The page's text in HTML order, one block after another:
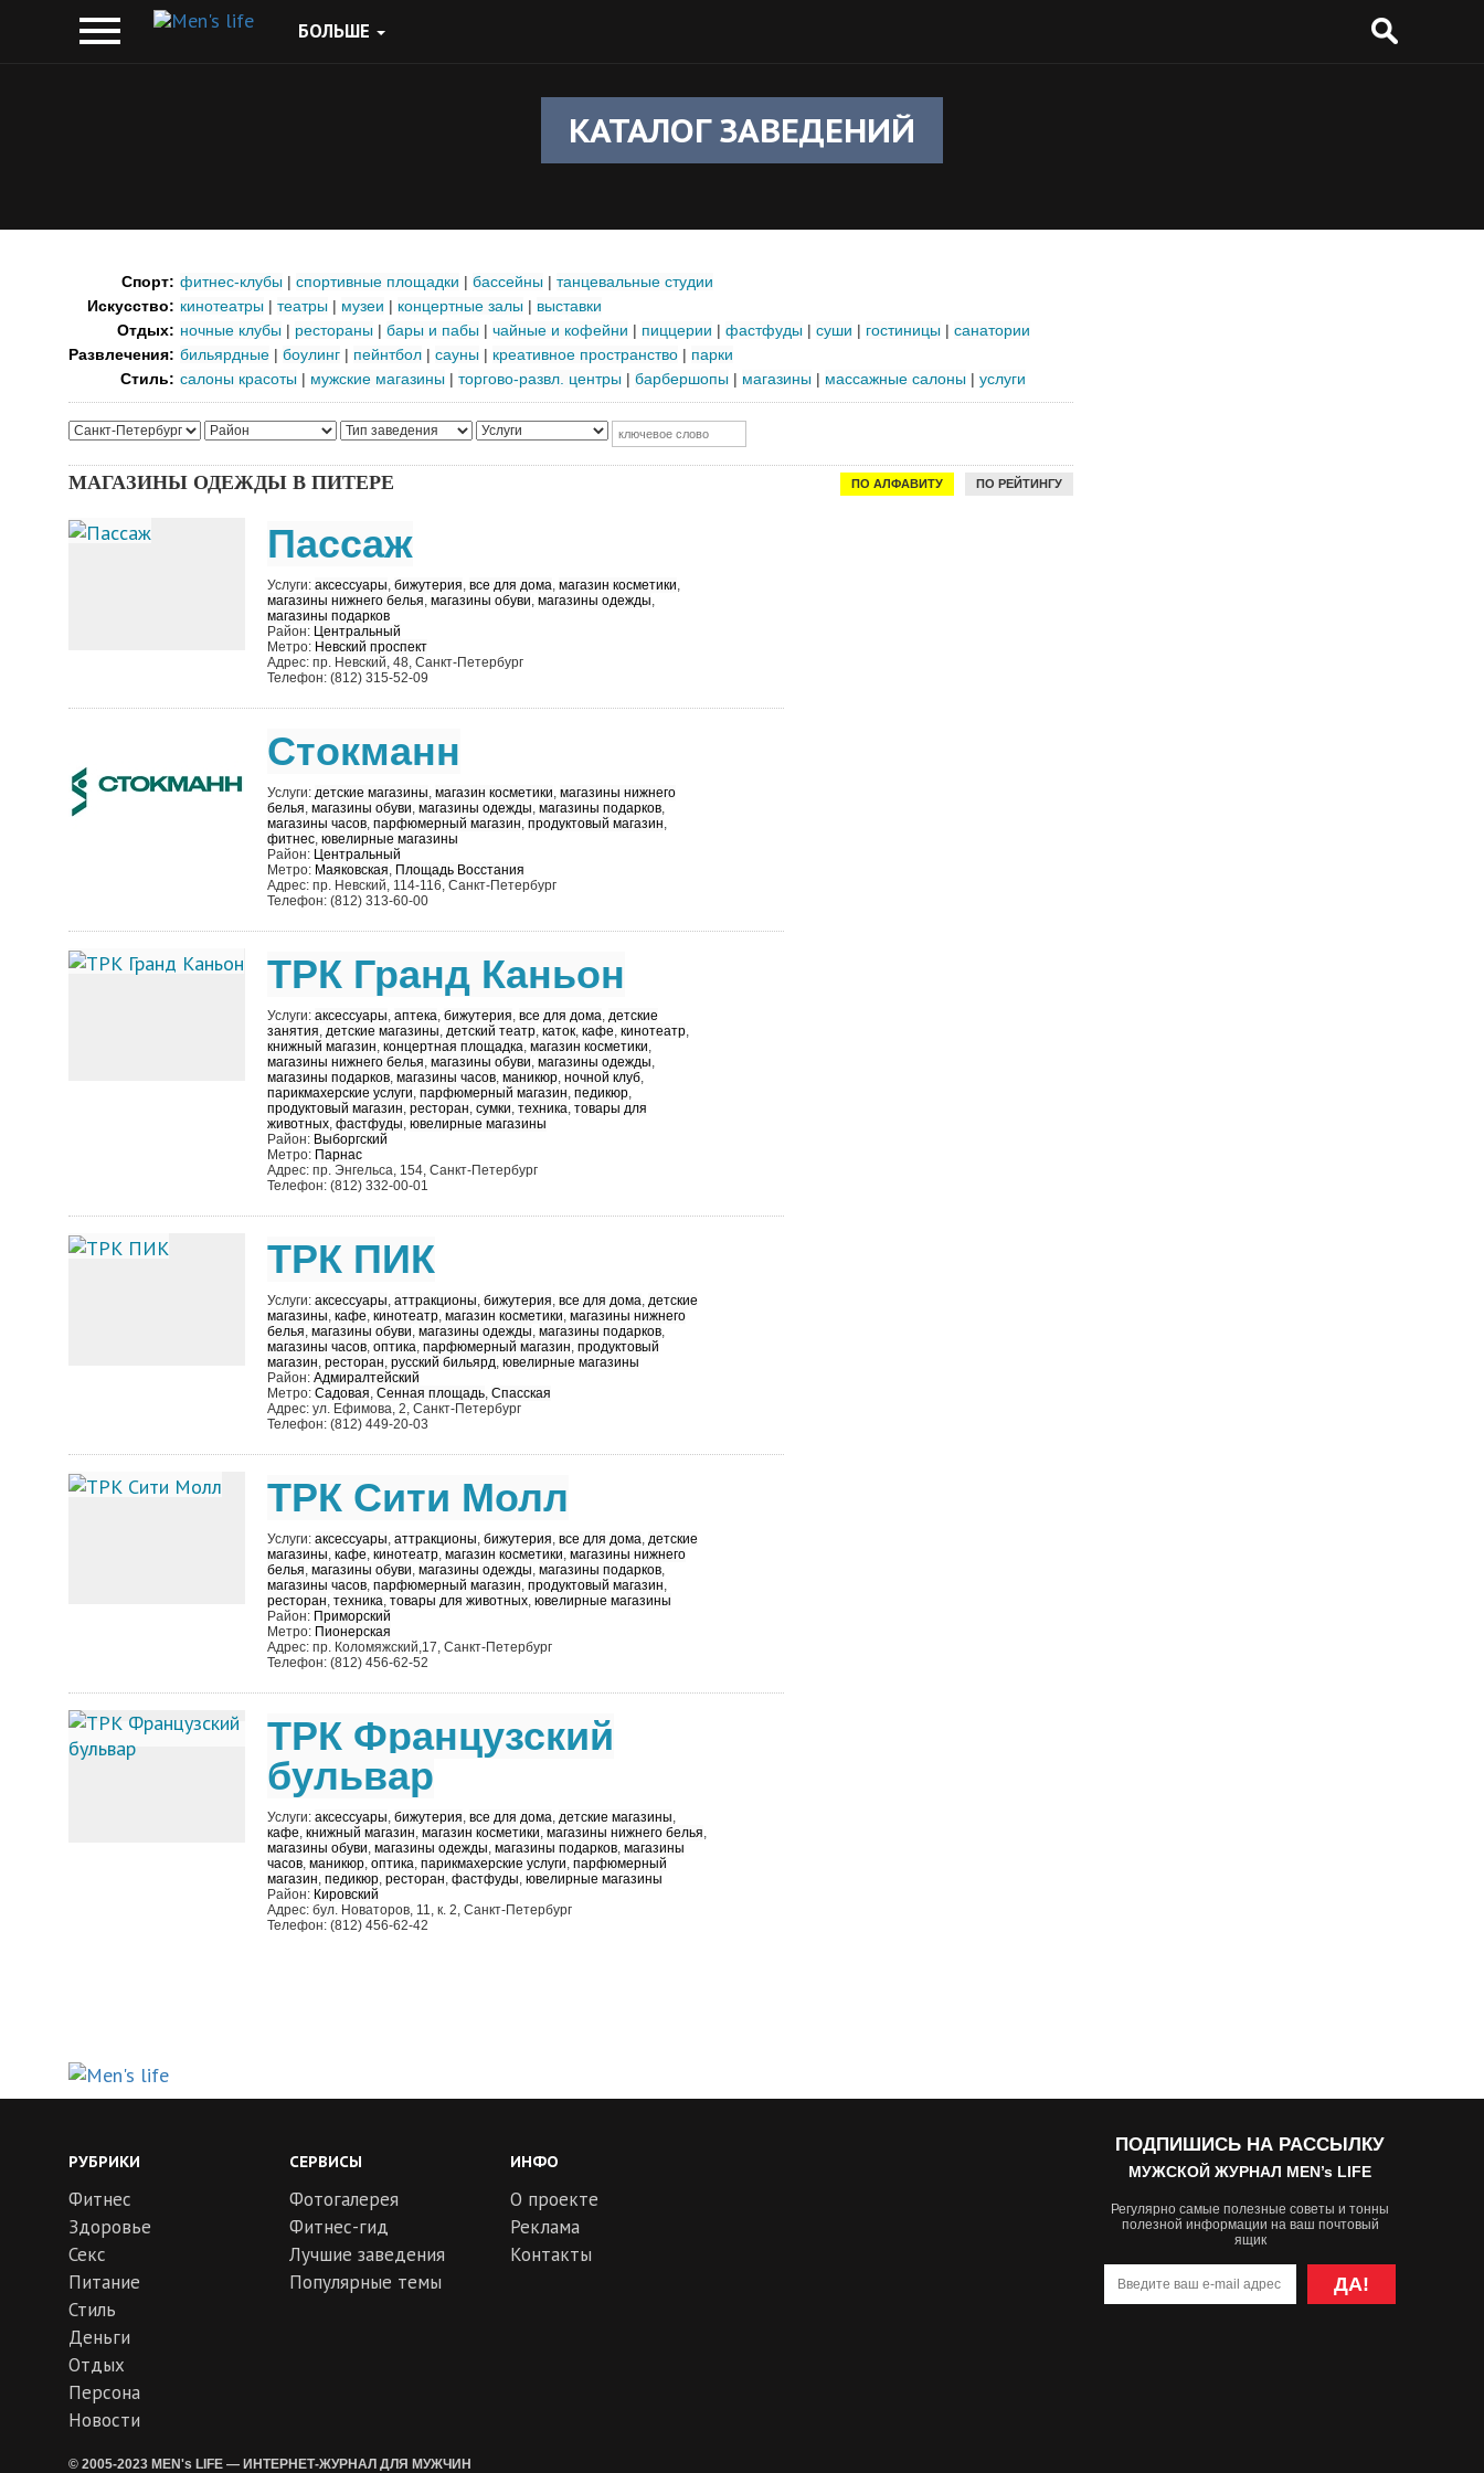
БОЛЬШЕ
КАТАЛОГ ЗАВЕДЕНИЙ
Спорт: фитнес-клубы | спортивные площадки | бассейны | танцевальные студии
Искусство: кинотеатры | театры | музеи | концертные залы | выставки
Отдых: ночные клубы | рестораны | бары и пабы | чайные и кофейни | пиццерии | фастфуды | суши | гостиницы | санатории
Развлечения: бильярдные | боулинг | пейнтбол | сауны | креативное пространство | парки
Стиль: салоны красоты | мужские магазины | торгово-развл. центры | барбершопы | магазины | массажные салоны | услуги
МАГАЗИНЫ ОДЕЖДЫ В ПИТЕРЕ ПО РЕЙТИНГУ
ПО АЛФАВИТУ
Пассаж
Услуги: аксессуары, бижутерия, все для дома, магазин косметики,
магазины нижнего белья, магазины обуви, магазины одежды,
магазины подарков
Район: Центральный
Метро: Невский проспект
Адрес: пр. Невский, 48, Санкт-Петербург
Телефон: (812) 315-52-09
Стокманн
Услуги: детские магазины, магазин косметики, магазины нижнего
белья, магазины обуви, магазины одежды, магазины подарков,
магазины часов, парфюмерный магазин, продуктовый магазин,
фитнес, ювелирные магазины
Район: Центральный
Метро: Маяковская, Площадь Восстания
Адрес: пр. Невский, 114-116, Санкт-Петербург
Телефон: (812) 313-60-00
ТРК Гранд Каньон
Услуги: аксессуары, аптека, бижутерия, все для дома, детские
занятия, детские магазины, детский театр, каток, кафе, кинотеатр,
книжный магазин, концертная площадка, магазин косметики,
магазины нижнего белья, магазины обуви, магазины одежды,
магазины подарков, магазины часов, маникюр, ночной клуб,
парикмахерские услуги, парфюмерный магазин, педикюр,
продуктовый магазин, ресторан, сумки, техника, товары для
животных, фастфуды, ювелирные магазины
Район: Выборгский
Метро: Парнас
Адрес: пр. Энгельса, 154, Санкт-Петербург
Телефон: (812) 332-00-01
ТРК ПИК
Услуги: аксессуары, аттракционы, бижутерия, все для дома, детские
магазины, кафе, кинотеатр, магазин косметики, магазины нижнего
белья, магазины обуви, магазины одежды, магазины подарков,
магазины часов, оптика, парфюмерный магазин, продуктовый
магазин, ресторан, русский бильярд, ювелирные магазины
Район: Адмиралтейский
Метро: Садовая, Сенная площадь, Спасская
Адрес: ул. Ефимова, 2, Санкт-Петербург
Телефон: (812) 449-20-03
ТРК Сити Молл
Услуги: аксессуары, аттракционы, бижутерия, все для дома, детские
магазины, кафе, кинотеатр, магазин косметики, магазины нижнего
белья, магазины обуви, магазины одежды, магазины подарков,
магазины часов, парфюмерный магазин, продуктовый магазин,
ресторан, техника, товары для животных, ювелирные магазины
Район: Приморский
Метро: Пионерская
Адрес: пр. Коломяжский,17, Санкт-Петербург
Телефон: (812) 456-62-52
ТРК Французский
бульвар
Услуги: аксессуары, бижутерия, все для дома, детские магазины,
кафе, книжный магазин, магазин косметики, магазины нижнего белья,
магазины обуви, магазины одежды, магазины подарков, магазины
часов, маникюр, оптика, парикмахерские услуги, парфюмерный
магазин, педикюр, ресторан, фастфуды, ювелирные магазины
Район: Кировский
Адрес: бул. Новаторов, 11, к. 2, Санкт-Петербург
Телефон: (812) 456-62-42
ПОДПИШИСЬ НА РАССЫЛКУ
МУЖСКОЙ ЖУРНАЛ MEN’s LIFE
Регулярно самые полезные советы и тонны
полезной информации на ваш почтовый
ящик
ДА!
РУБРИКИ
Фитнес
Здоровье
Секс
Питание
Стиль
Деньги
Отдых
Персона
Новости
СЕРВИСЫ
Фотогалерея
Фитнес-гид
Лучшие заведения
Популярные темы
ИНФО
О проекте
Реклама
Контакты
© 2005-2023 MEN's LIFE — ИНТЕРНЕТ-ЖУРНАЛ ДЛЯ МУЖЧИН